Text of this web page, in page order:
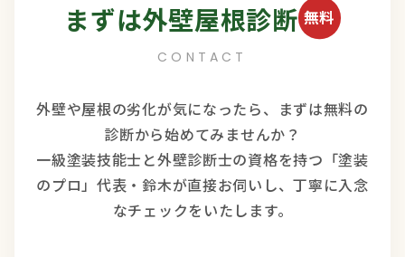
まずは外壁屋根診断 無料
CONTACT
外壁や屋根の劣化が気になったら、まずは無料の
診断から始めてみませんか？
一級塗装技能士と外壁診断士の資格を持つ「塗装
のプロ」代表・鈴木が直接お伺いし、丁寧に入念
なチェックをいたします。